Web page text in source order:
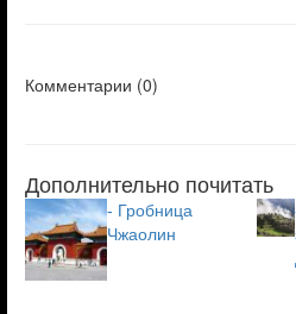
Комментарии (0)
Дополнительно почитать
- Гробница
Чжаолин